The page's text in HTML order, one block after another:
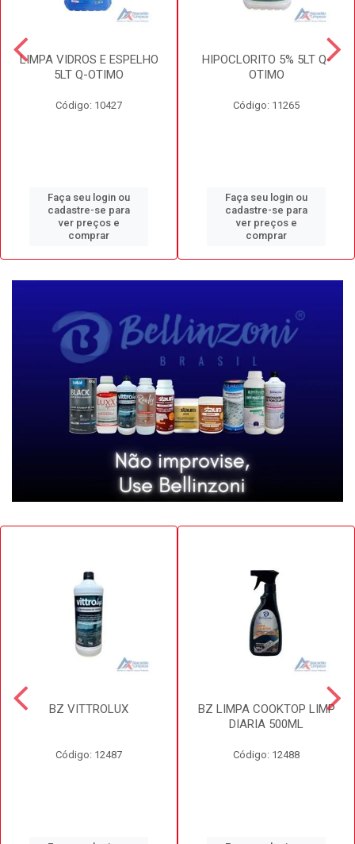
LIMPA VIDROS E ESPELHO
5LT Q-OTIMO
Código: 10427
Faça seu login ou
cadastre-se para
ver preços e
comprar
HIPOCLORITO 5% 5LT Q-
OTIMO
Código: 11265
Faça seu login ou
cadastre-se para
ver preços e
comprar
BZ VITTROLUX
Código: 12487
BZ LIMPA COOKTOP LIMP
DIARIA 500ML
Código: 12488